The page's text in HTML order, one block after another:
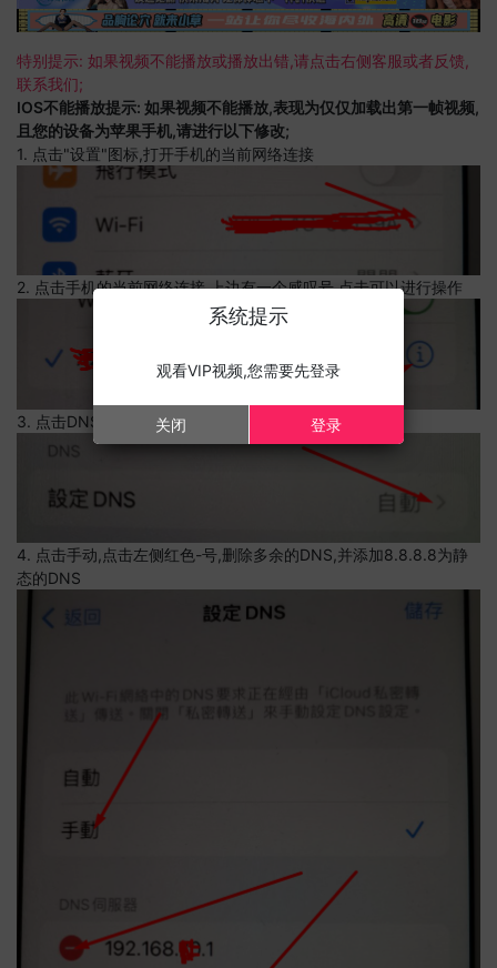
特别提示: 如果视频不能播放或播放出错,请点击右侧客服或者反馈,
联系我们;
IOS不能播放提示: 如果视频不能播放,表现为仅仅加载出第一帧视频,
且您的设备为苹果手机,请进行以下修改;
1. 点击"设置"图标,打开手机的当前网络连接
2. 点击手机的当前网络连接,上边有一个感叹号,点击可以进行操作
3. 点击DNS设置
4. 点击手动,点击左侧红色-号,删除多余的DNS,并添加8.8.8.8为静
态的DNS
系统提示
观看VIP视频,您需要先登录
关闭 登录